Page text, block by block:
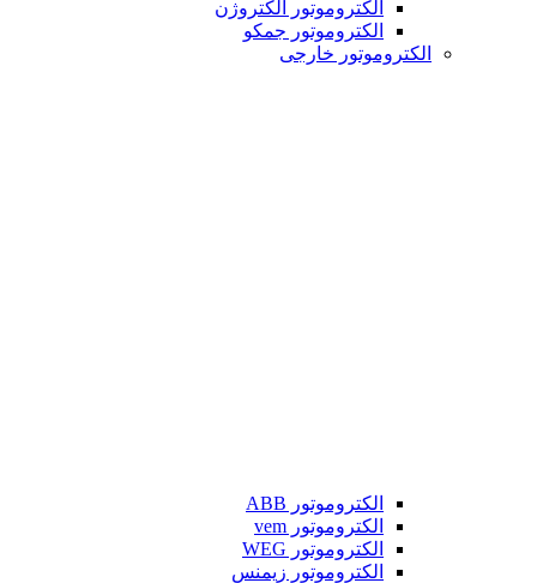
الکتروموتور الکتروژن
الکتروموتور جمکو
الکتروموتور خارجی
الکتروموتور ABB
الکتروموتور vem
الکتروموتور WEG
الکتروموتور زیمنس